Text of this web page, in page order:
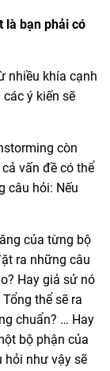
là bạn phải có
nhiều khía cạnh
ý kiến sẽ
còn
vấn đề có thể
câu hỏi: Nếu
của từng bộ
ra những câu
Hay giả sử nó
thể sẽ ra
chuẩn? … Hay
bộ phận của
hỏi như vậy sẽ